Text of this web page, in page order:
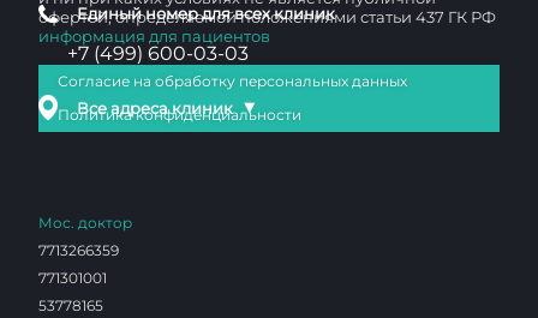
Единый номер для всех клиник
+7 (499) 600-03-03
Все адреса клиник ▼
офертой, определяемой положениями статьи 437 ГК РФ
информация для пациентов
Согласие на обработку персональных данных
Политика конфиденциальности
Мос. доктор
7713266359
771301001
53778165